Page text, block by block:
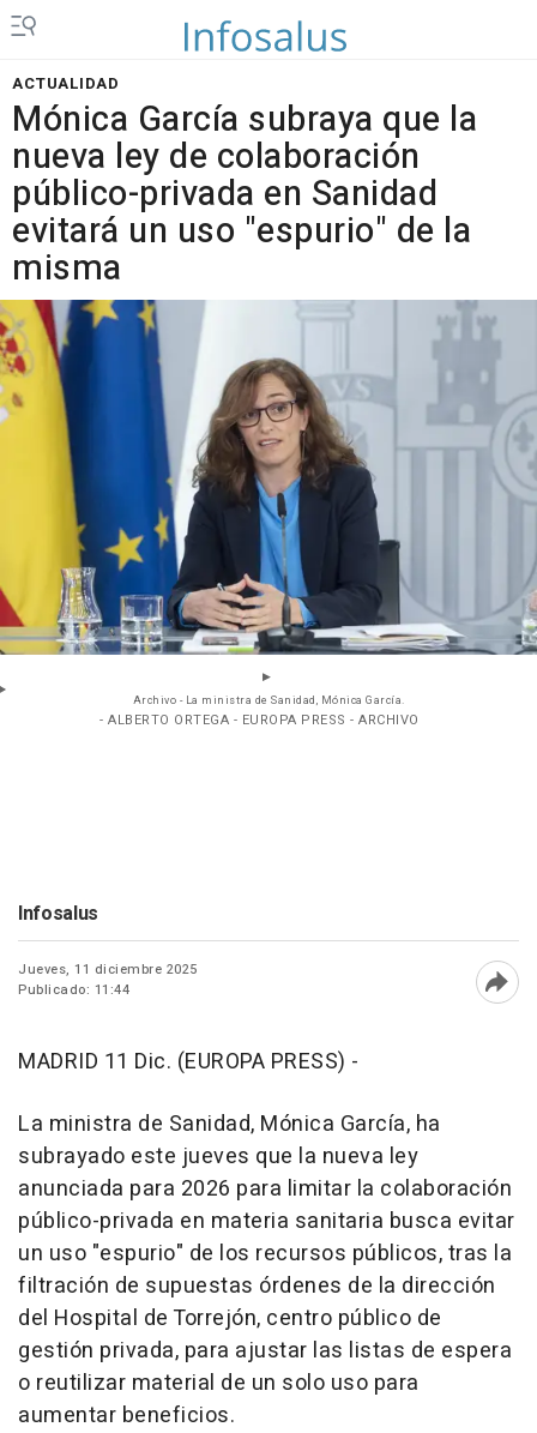
ACTUALIDAD
Mónica García subraya que la
nueva ley de colaboración
público-privada en Sanidad
evitará un uso "espurio" de la
misma
Archivo - La ministra de Sanidad, Mónica García.
- ALBERTO ORTEGA - EUROPA PRESS - ARCHIVO
Infosalus
Jueves, 11 diciembre 2025
Publicado: 11:44
MADRID 11 Dic. (EUROPA PRESS) -
La ministra de Sanidad, Mónica García, ha
subrayado este jueves que la nueva ley
anunciada para 2026 para limitar la colaboración
público-privada en materia sanitaria busca evitar
un uso "espurio" de los recursos públicos, tras la
filtración de supuestas órdenes de la dirección
del Hospital de Torrejón, centro público de
gestión privada, para ajustar las listas de espera
o reutilizar material de un solo uso para
aumentar beneficios.